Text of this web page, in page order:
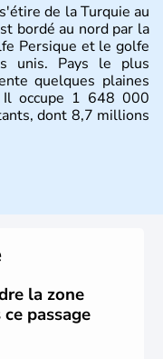
de la Turquie au
bordé au nord par la
Persique et le golfe
unis. Pays le plus
quelques plaines
occupe 1 648 000
dont 8,7 millions
la zone
passage